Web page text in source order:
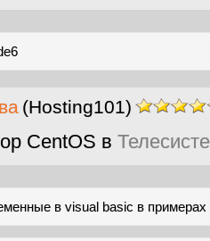
(Hosting101)
CentOS в
в visual basic в примерах